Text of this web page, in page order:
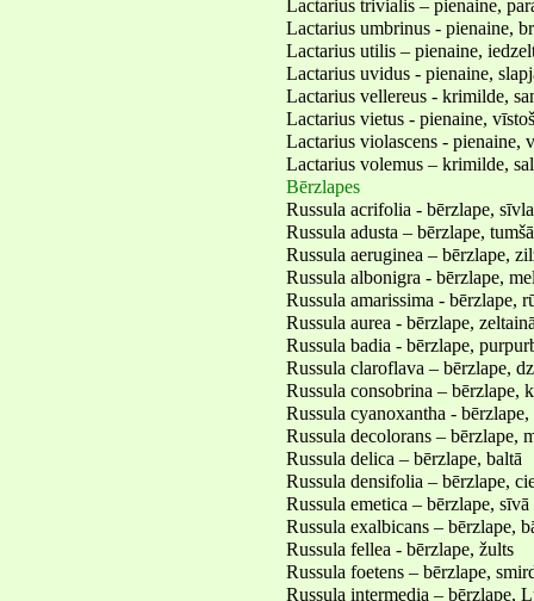
Lactarius trivialis – pienaine,
Lactarius umbrinus - pienaine,
Lactarius utilis – pienaine,
Lactarius uvidus - pienaine,
Lactarius vellereus - krimilde,
Lactarius vietus - pienaine,
Lactarius violascens - pienaine,
Lactarius volemus – krimilde,
Bērzlapes
Russula acrifolia - bērzlape,
Russula adusta – bērzlape, tumšā
Russula aeruginea – bērzlape,
Russula albonigra - bērzlape,
Russula amarissima - bērzlape,
Russula aurea - bērzlape,
Russula badia - bērzlape,
Russula claroflava – bērzlape,
Russula consobrina – bērzlape,
Russula cyanoxantha -
Russula decolorans – bērzlape,
Russula delica – bērzlape, baltā
Russula densifolia – bērzlape,
Russula emetica – bērzlape, sīvā
Russula exalbicans – bērzlape,
Russula fellea - bērzlape, žults
Russula foetens – bērzlape,
Russula intermedia – bērzlape,